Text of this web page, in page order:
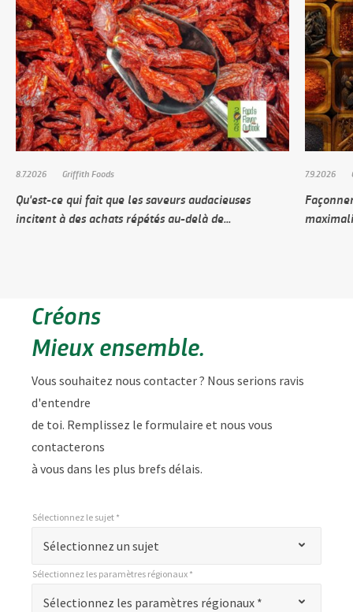
8.7.2026 Griffith Foods
Qu'est-ce qui fait que les saveurs audacieuses
incitent à des achats répétés au-delà de...
7.9.2026
Créons
Mieux ensemble.
Vous souhaitez nous contacter ? Nous serions ravis
d'entendre
de toi. Remplissez le formulaire et nous vous
contacterons
à vous dans les plus brefs délais.
"
indique
Sélectionnez un sujet
Sélectionnez le sujet *
Sélectionnez les paramètres régionaux *
Sélectionnez les paramètres régionaux *